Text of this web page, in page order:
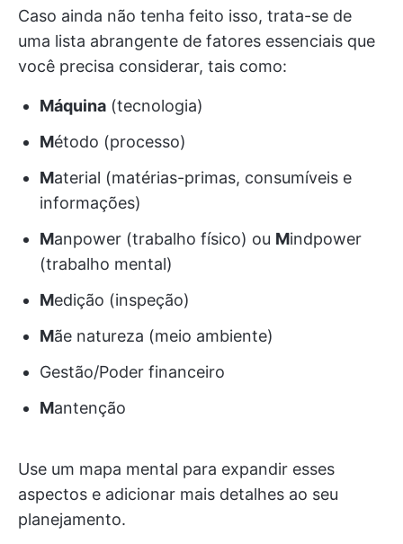
Caso ainda não tenha feito isso, trata-se de
uma lista abrangente de fatores essenciais que
você precisa considerar, tais como:
Máquina (tecnologia)
Método (processo)
Material (matérias-primas, consumíveis e
informações)
Manpower (trabalho físico) ou Mindpower
(trabalho mental)
Medição (inspeção)
Mãe natureza (meio ambiente)
Gestão/Poder financeiro
Mantenção
Use um mapa mental para expandir esses
aspectos e adicionar mais detalhes ao seu
planejamento.